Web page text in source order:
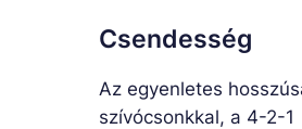
Csendesség
Az egyenletes
szívócsonkkal, a 4-2-1